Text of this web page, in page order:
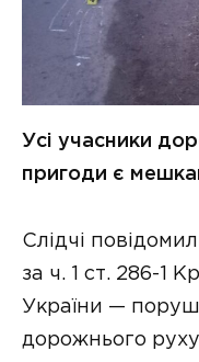
Усі учасники
пригоди є
Слідчі
за ч. 1 ст. 286-1
України —
дорожнього